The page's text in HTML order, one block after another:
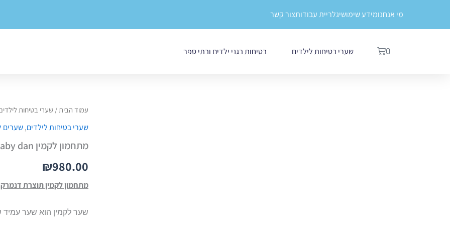
מי אנחנומידע שימושיגלריית עבודותצור קשר
0
עגלת
שערי בטיחות לילדים בטיחות בגני ילדים ובתי ספר
עמוד הבית/ שערי בטיחות
שערי בטיחות לילדים,שערים
מתחמון לקמין baby dan
₪980.00
מתחמון לקמין תוצרת דנמרק
שער לקמין הוא שער עמיד
כמות
מתחמון
baby